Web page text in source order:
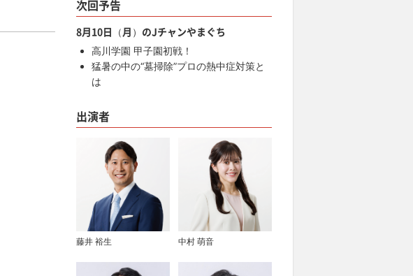
次回予告
8月10日（月）のJチャンやまぐち
高川学園 甲子園初戦！
猛暑の中の“墓掃除”プロの熱中症対策と
は
出演者
藤井 裕生 中村 萌音